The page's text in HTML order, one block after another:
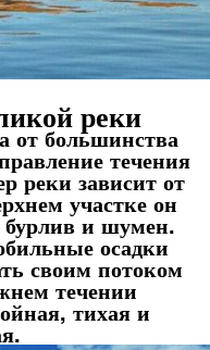
реки
от большинства
течения
реки зависит от
участке он
и шумен.
осадки
своим потоком
течении
тихая и